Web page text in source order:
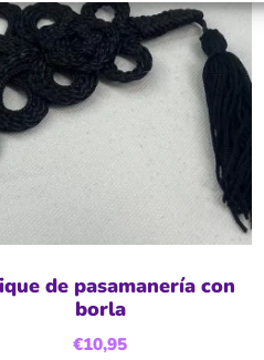
de pasamanería con
borla
€10,95